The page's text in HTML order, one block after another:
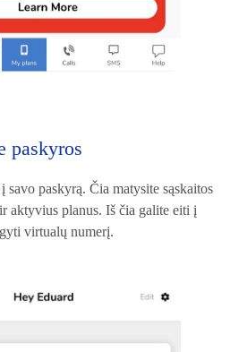
paskyros
savo paskyrą. Čia matysite sąskaitos
aktyvius planus. Iš čia galite eiti į
virtualų numerį.